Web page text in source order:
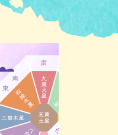
先島諸島